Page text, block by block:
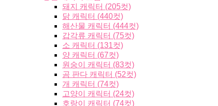
돼지 캐릭터 (205컷)
닭 캐릭터 (440컷)
해산물 캐릭터 (444컷)
갑각류 캐릭터 (75컷)
소 캐릭터 (131컷)
양 캐릭터 (67컷)
원숭이 캐릭터 (83컷)
곰 판다 캐릭터 (52컷)
개 캐릭터 (74컷)
고양이 캐릭터 (24컷)
호랑이 캐릭터 (74컷)